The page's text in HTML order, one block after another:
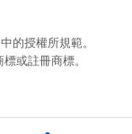
的授權所規範。
或註冊商標。